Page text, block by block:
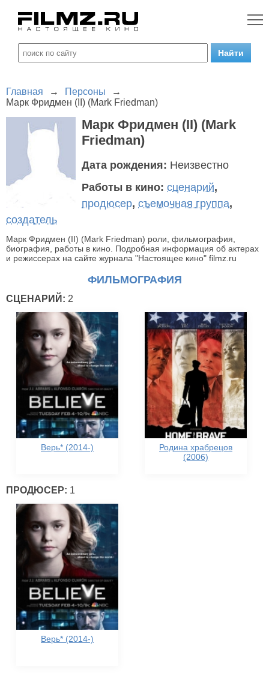
Главная → Персоны
→
Марк Фридмен (II) (Mark Friedman)
Марк Фридмен (II) (Mark
Friedman)
Дата рождения: Неизвестно
Работы в кино: сценарий,
продюсер, съемочная группа,
создатель
Марк Фридмен (II) (Mark Friedman) роли, фильмография,
биография, работы в кино. Подробная информация об актерах
и режиссерах на сайте журнала "Настоящее кино" filmz.ru
ФИЛЬМОГРАФИЯ
СЦЕНАРИЙ: 2
Верь* (2014-)
Родина храбрецов
(2006)
ПРОДЮСЕР: 1
Верь* (2014-)